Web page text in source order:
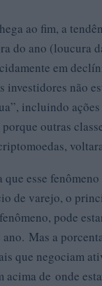
ao fim, a
do ano (loucura
em
investidores não
incluindo
outras
esse fenômeno
de varejo, o
pode
Mas a
que negociam
acima de onde